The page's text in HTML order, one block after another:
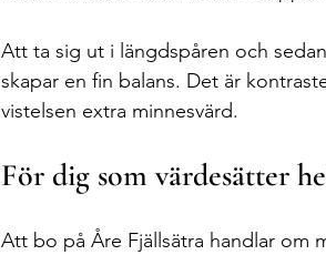
Att ta sig ut i längdspåren och
skapar en fin balans. Det är
vistelsen extra minnesvärd.
För dig som värdesätter
Att bo på Åre Fjällsätra handlar om